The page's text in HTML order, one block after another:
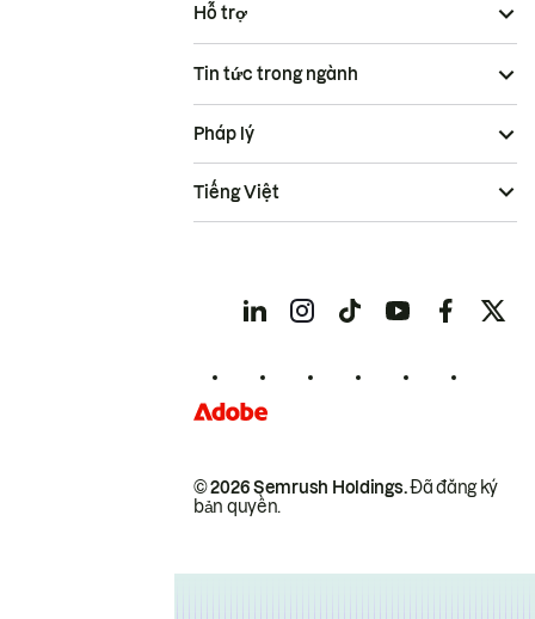
Hỗ trợ
Tin tức trong ngành
© 2026 Semrush Holdings.Đã đăng ký
bản quyền.
Pháp lý
Tiếng Việt